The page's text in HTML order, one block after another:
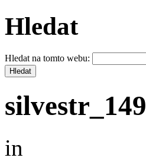
Hledat
Hledat na tomto webu:
silvestr_149
in